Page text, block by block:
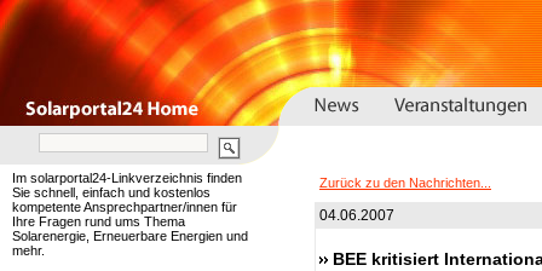
Im solarportal24-Linkverzeichnis finden
Sie schnell, einfach und kostenlos
kompetente Ansprechpartner/innen für
Ihre Fragen rund ums Thema
Solarenergie, Erneuerbare Energien und
mehr.
Zurück zu den Nachrichten...
04.06.2007
BEE kritisiert